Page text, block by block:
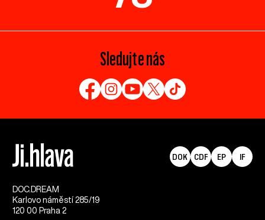
Sledujte nás
DOC.DREAM​
Karlovo náměstí 285/19
120 00 Praha 2
DOK CDF EP IF